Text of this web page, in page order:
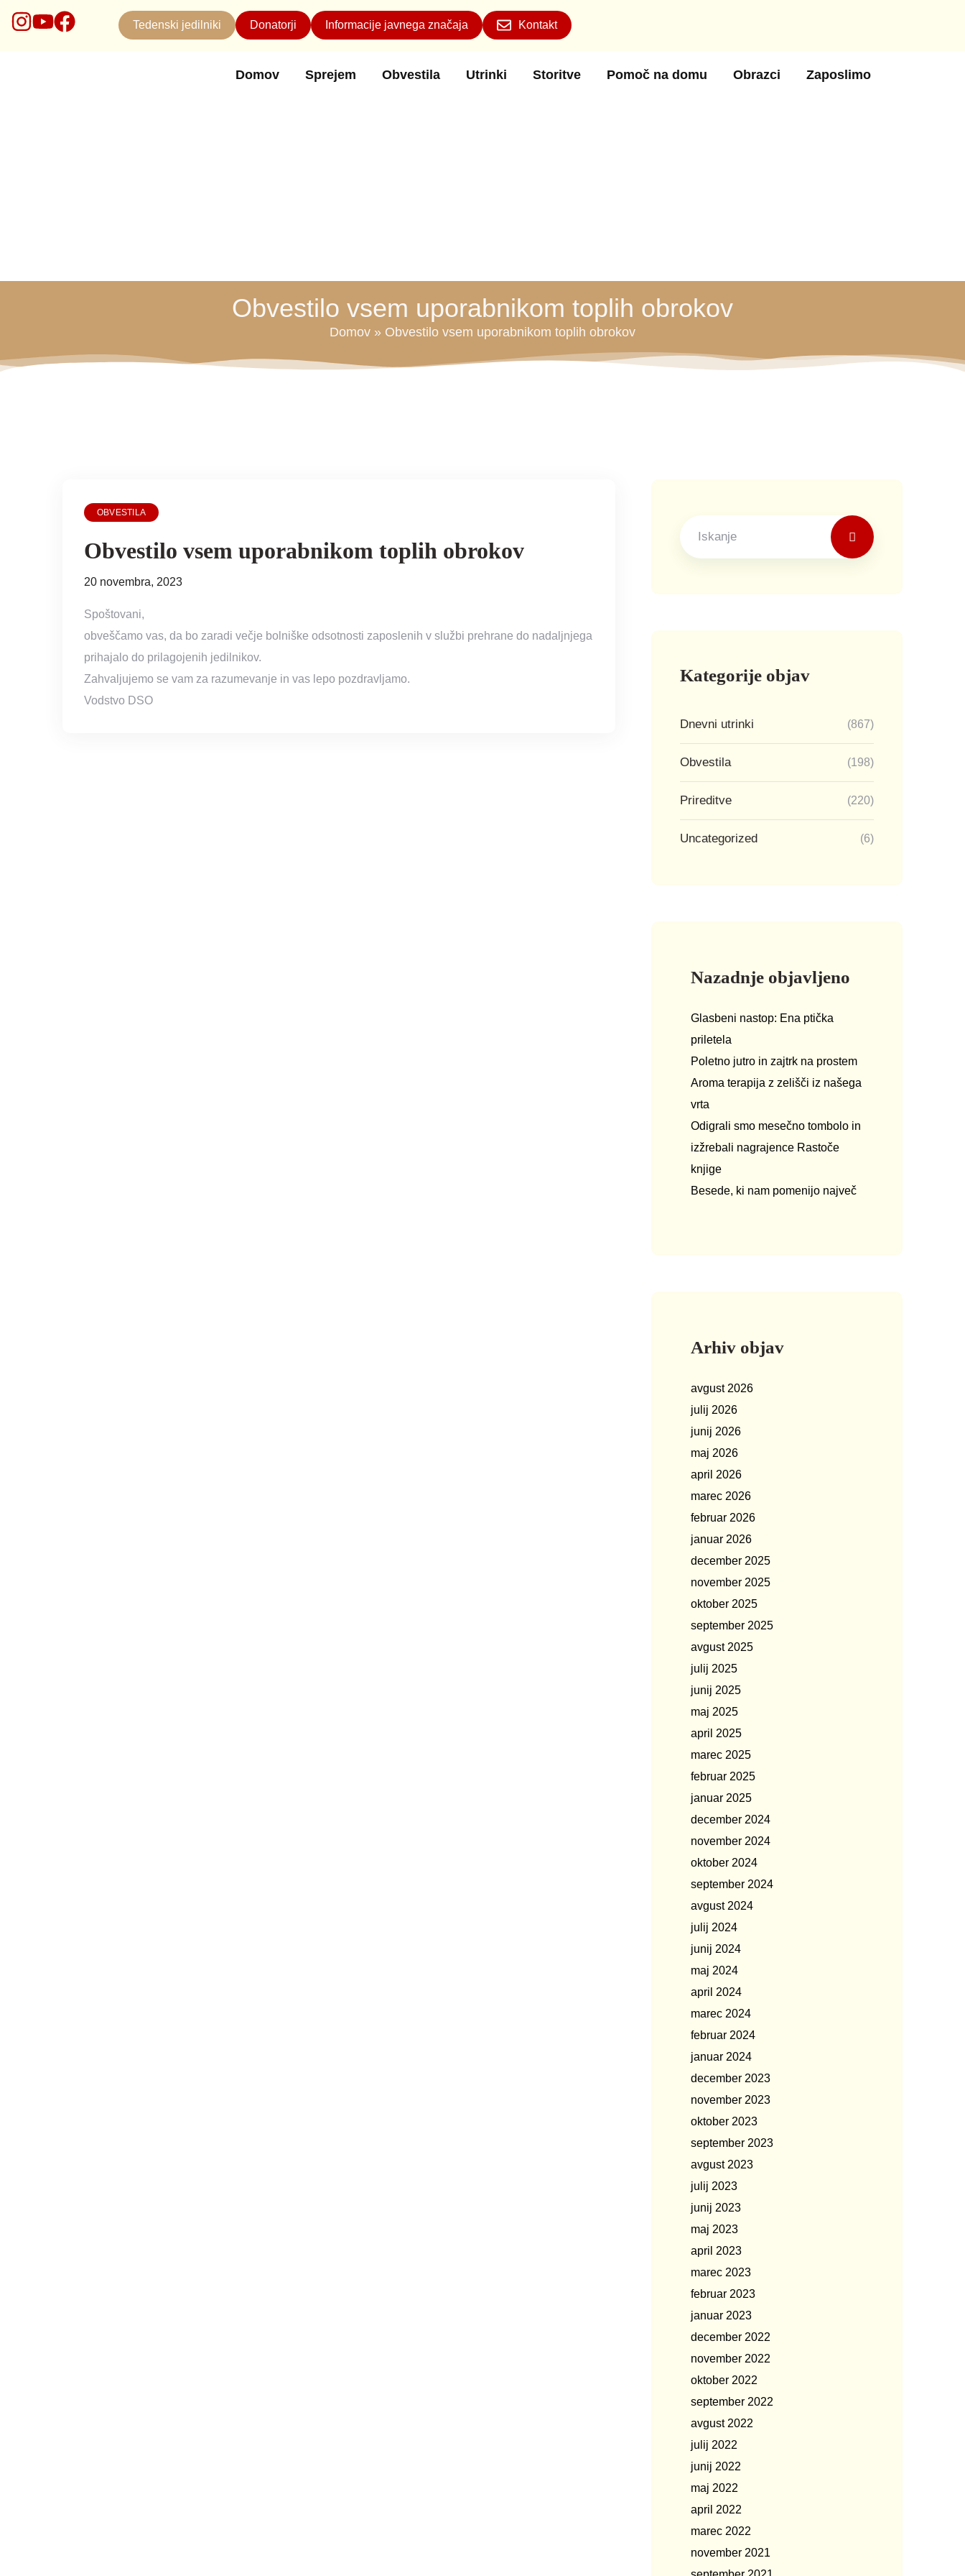
Tedenski jedilniki Donatorji Informacije javnega značaja Kontakt
Domov Sprejem Obvestila Utrinki Storitve Pomoč na domu Obrazci Zaposlimo
Obvestilo vsem uporabnikom toplih obrokov
Domov » Obvestilo vsem uporabnikom toplih obrokov
OBVESTILA
Obvestilo vsem uporabnikom toplih obrokov
20 novembra, 2023
Spoštovani,
obveščamo vas, da bo zaradi večje bolniške odsotnosti zaposlenih v službi prehrane do nadaljnjega
prihajalo do prilagojenih jedilnikov.
Zahvaljujemo se vam za razumevanje in vas lepo pozdravljamo.
Vodstvo DSO
Kategorije objav
Dnevni utrinki (867)
Obvestila (198)
Prireditve (220)
Uncategorized (6)
Nazadnje objavljeno
Glasbeni nastop: Ena ptička
priletela
Poletno jutro in zajtrk na prostem
Aroma terapija z zelišči iz našega
vrta
Odigrali smo mesečno tombolo in
izžrebali nagrajence Rastoče
knjige
Besede, ki nam pomenijo največ
Arhiv objav
avgust 2026
julij 2026
junij 2026
maj 2026
april 2026
marec 2026
februar 2026
januar 2026
december 2025
november 2025
oktober 2025
september 2025
avgust 2025
julij 2025
junij 2025
maj 2025
april 2025
marec 2025
februar 2025
januar 2025
december 2024
november 2024
oktober 2024
september 2024
avgust 2024
julij 2024
junij 2024
maj 2024
april 2024
marec 2024
februar 2024
januar 2024
december 2023
november 2023
oktober 2023
september 2023
avgust 2023
julij 2023
junij 2023
maj 2023
april 2023
marec 2023
februar 2023
januar 2023
december 2022
november 2022
oktober 2022
september 2022
avgust 2022
julij 2022
junij 2022
maj 2022
april 2022
marec 2022
november 2021